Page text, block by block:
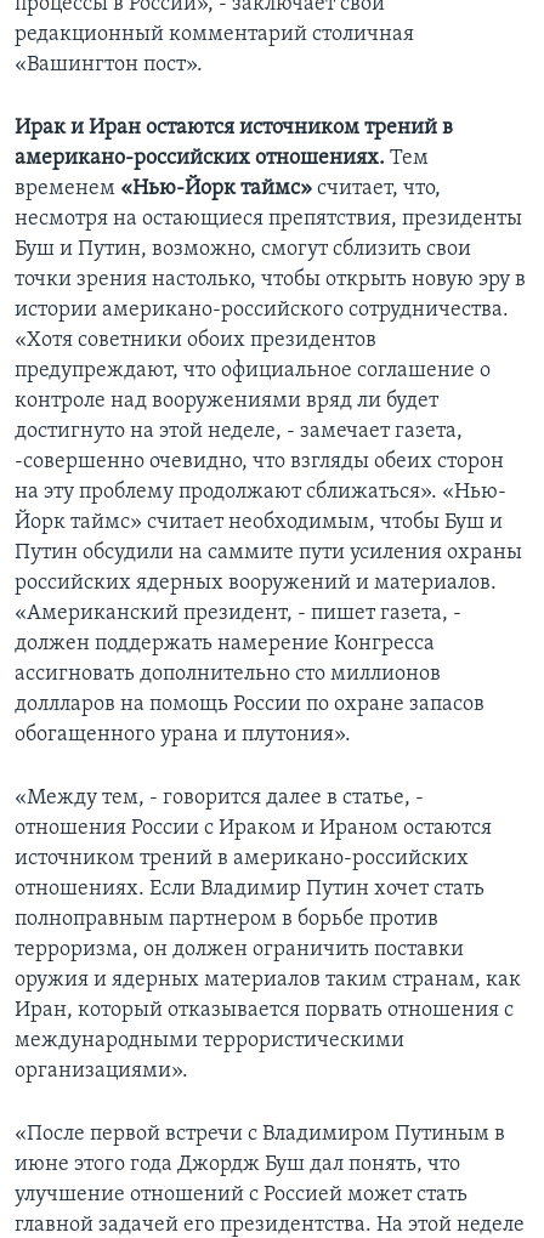
редакционный комментарий столичная
«Вашингтон пост».
Ирак и Иран остаются источником трений в
американо-российских отношениях. Тем
временем «Нью-Йорк таймс» считает, что,
несмотря на остающиеся препятствия, президенты
Буш и Путин, возможно, смогут сблизить свои
точки зрения настолько, чтобы открыть новую эру в
истории американо-российского сотрудничества.
«Хотя советники обоих президентов
предупреждают, что официальное соглашение о
контроле над вооружениями вряд ли будет
достигнуто на этой неделе, - замечает газета,
-совершенно очевидно, что взгляды обеих сторон
на эту проблему продолжают сближаться». «Нью-
Йорк таймс» считает необходимым, чтобы Буш и
Путин обсудили на саммите пути усиления охраны
российских ядерных вооружений и материалов.
«Американский президент, - пишет газета, -
должен поддержать намерение Конгресса
ассигновать дополнительно сто миллионов
доллларов на помощь России по охране запасов
обогащенного урана и плутония».
«Между тем, - говорится далее в статье, -
отношения России с Ираком и Ираном остаются
источником трений в американо-российских
отношениях. Если Владимир Путин хочет стать
полноправным партнером в борьбе против
терроризма, он должен ограничить поставки
оружия и ядерных материалов таким странам, как
Иран, который отказывается порвать отношения с
международными террористическими
организациями».
«После первой встречи с Владимиром Путиным в
июне этого года Джордж Буш дал понять, что
улучшение отношений с Россией может стать
главной задачей его президентства. На этой неделе